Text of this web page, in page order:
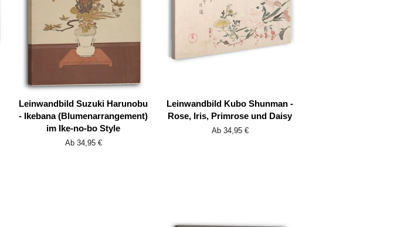
Leinwandbild Suzuki Harunobu
- Ikebana (Blumenarrangement)
im Ike-no-bo Style
Ab 34,95 €
Leinwandbild Kubo Shunman -
Rose, Iris, Primrose und Daisy
Ab 34,95 €